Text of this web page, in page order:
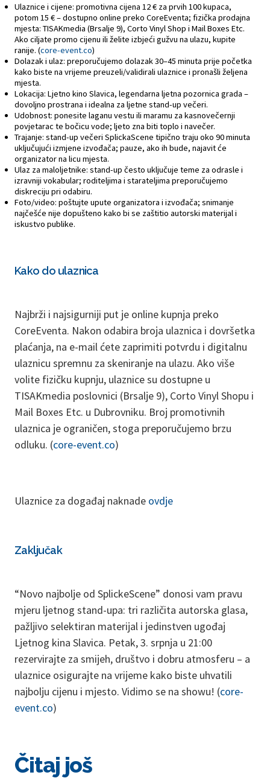
Ulaznice i cijene: promotivna cijena 12 € za prvih 100 kupaca,
potom 15 € – dostupno online preko CoreEventa; fizička prodajna
mjesta: TISAKmedia (Brsalje 9), Corto Vinyl Shop i Mail Boxes Etc.
Ako ciljate promo cijenu ili želite izbjeći gužvu na ulazu, kupite
ranije. (core-event.co)
Dolazak i ulaz: preporučujemo dolazak 30–45 minuta prije početka
kako biste na vrijeme preuzeli/validirali ulaznice i pronašli željena
mjesta.
Lokacija: Ljetno kino Slavica, legendarna ljetna pozornica grada –
dovoljno prostrana i idealna za ljetne stand-up večeri.
Udobnost: ponesite laganu vestu ili maramu za kasnovečernji
povjetarac te bočicu vode; ljeto zna biti toplo i navečer.
Trajanje: stand-up večeri SplickaScene tipično traju oko 90 minuta
uključujući izmjene izvođača; pauze, ako ih bude, najavit će
organizator na licu mjesta.
Ulaz za maloljetnike: stand-up često uključuje teme za odrasle i
izravniji vokabular; roditeljima i starateljima preporučujemo
diskreciju pri odabiru.
Foto/video: poštujte upute organizatora i izvođača; snimanje
najčešće nije dopušteno kako bi se zaštitio autorski materijal i
iskustvo publike.
Kako do ulaznica
Najbrži i najsigurniji put je online kupnja preko
CoreEventa. Nakon odabira broja ulaznica i dovršetka
plaćanja, na e-mail ćete zaprimiti potvrdu i digitalnu
ulaznicu spremnu za skeniranje na ulazu. Ako više
volite fizičku kupnju, ulaznice su dostupne u
TISAKmedia poslovnici (Brsalje 9), Corto Vinyl Shopu i
Mail Boxes Etc. u Dubrovniku. Broj promotivnih
ulaznica je ograničen, stoga preporučujemo brzu
odluku. (core-event.co)
Ulaznice za događaj naknade ovdje
Zaključak
“Novo najbolje od SplickeScene” donosi vam pravu
mjeru ljetnog stand-upa: tri različita autorska glasa,
pažljivo selektiran materijal i jedinstven ugođaj
Ljetnog kina Slavica. Petak, 3. srpnja u 21:00
rezervirajte za smijeh, društvo i dobru atmosferu – a
ulaznice osigurajte na vrijeme kako biste uhvatili
najbolju cijenu i mjesto. Vidimo se na showu! (core-
event.co)
Čitaj još